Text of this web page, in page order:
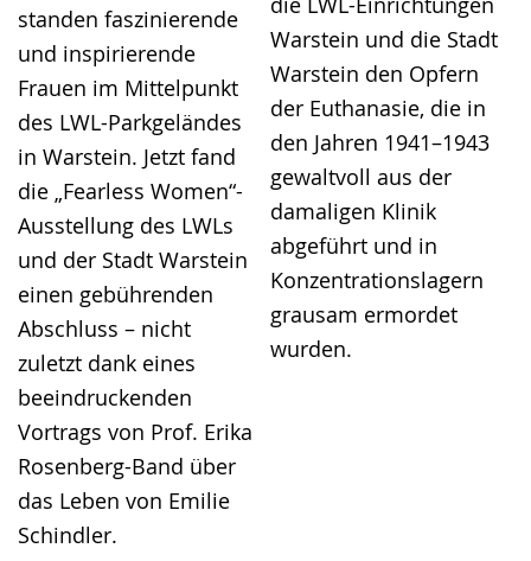
standen faszinierende
und inspirierende
Frauen im Mittelpunkt
des LWL-Parkgeländes
in Warstein. Jetzt fand
die „Fearless Women“-
Ausstellung des LWLs
und der Stadt Warstein
einen gebührenden
Abschluss – nicht
zuletzt dank eines
beeindruckenden
Vortrags von Prof. Erika
Rosenberg-Band über
das Leben von Emilie
Schindler.
Warstein und die Stadt
Warstein den Opfern
der Euthanasie, die in
den Jahren 1941–1943
gewaltvoll aus der
damaligen Klinik
abgeführt und in
Konzentrationslagern
grausam ermordet
wurden.